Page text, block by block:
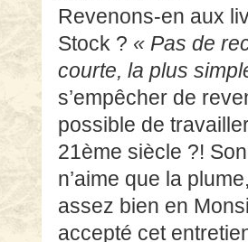
s’empêcher de
possible de
21ème siècle ?!
n’aime que la
assez bien en
accepté cet
enverra la version
Roberts, quelqu’un
qui a aussi ses